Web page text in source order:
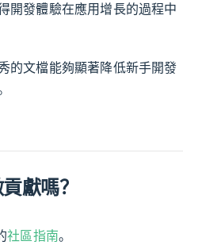
開發體驗在應用增長的過程中
的文檔能夠顯著降低新手開發
獻嗎？
社區指南。